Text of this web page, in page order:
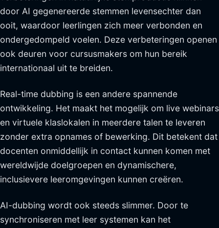
door AI gegenereerde stemmen levensechter dan
ooit, waardoor leerlingen zich meer verbonden en
ondergedompeld voelen. Deze verbeteringen openen
ook deuren voor cursusmakers om hun bereik
internationaal uit te breiden.
Real-time dubbing is een andere spannende
ontwikkeling. Het maakt het mogelijk om live webinars
en virtuele klaslokalen in meerdere talen te leveren
zonder extra opnames of bewerking. Dit betekent dat
docenten onmiddellijk in contact kunnen komen met
wereldwijde doelgroepen en dynamischere,
inclusievere leeromgevingen kunnen creëren.
AI-dubbing wordt ook steeds slimmer. Door te
synchroniseren met leer systemen kan het